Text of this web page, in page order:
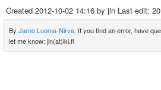
Created 2012-10-02 14:16 by jln Last edit:
By Jarno Luoma-Nirva. If you find an error, have
let me know: jln(at)iki.fi